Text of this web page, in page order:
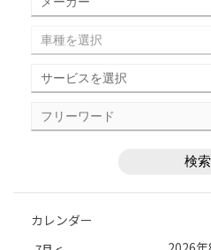
カレンダー